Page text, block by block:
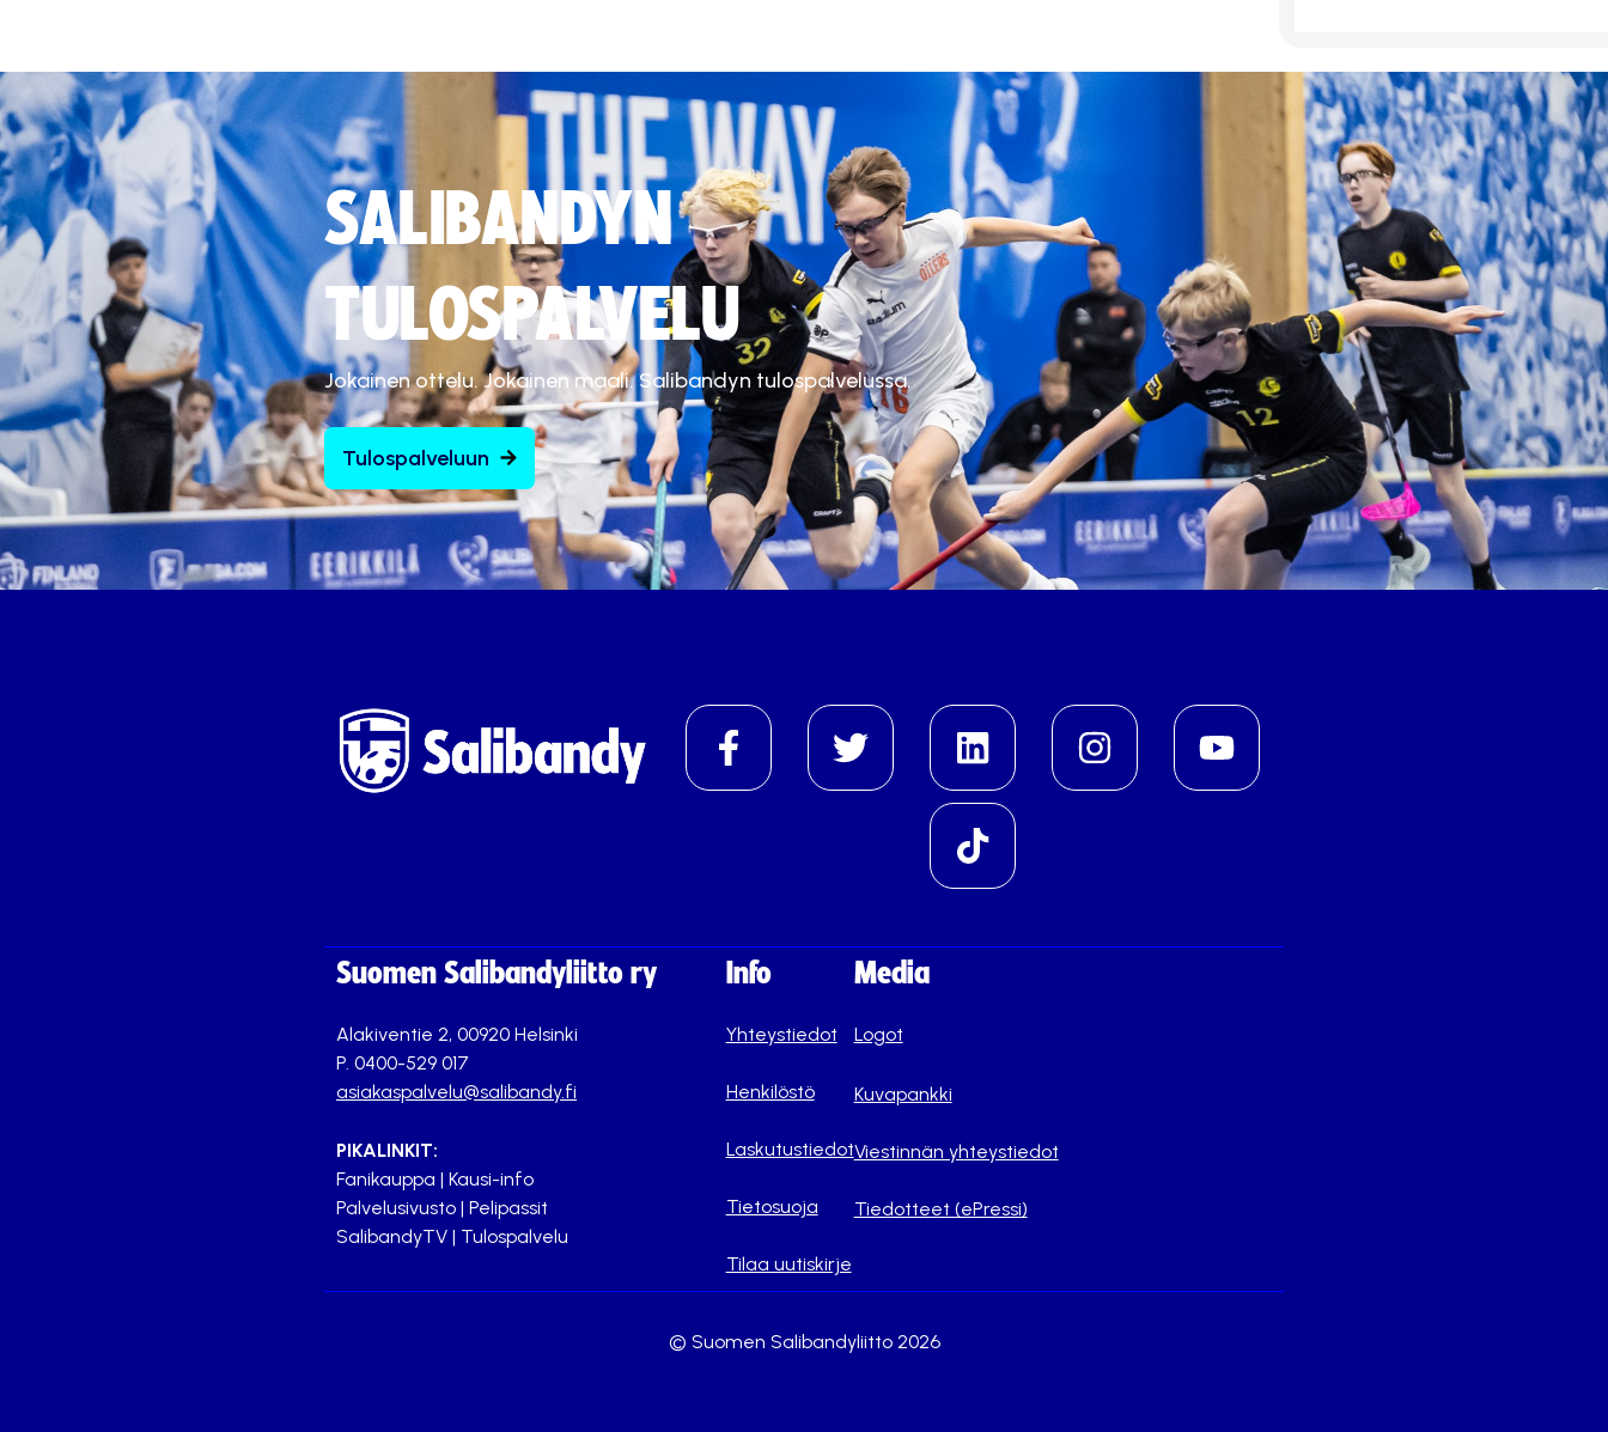
SALIBANDYN
TULOSPALVELU
Jokainen ottelu. Jokainen maali. Salibandyn tulospalvelussa.
Tulospalveluun
Suomen Salibandyliitto ry
Alakiventie 2, 00920 Helsinki
P. 0400-529 017
asiakaspalvelu@salibandy.fi
PIKALINKIT:
Fanikauppa | Kausi-info
Palvelusivusto | Pelipassit
SalibandyTV | Tulospalvelu
Info
Yhteystiedot
Henkilöstö
Laskutustiedot
Tietosuoja
Tilaa uutiskirje
Media
Logot
Kuvapankki
Viestinnän yhteystiedot
Tiedotteet (ePressi)
© Suomen Salibandyliitto 2026